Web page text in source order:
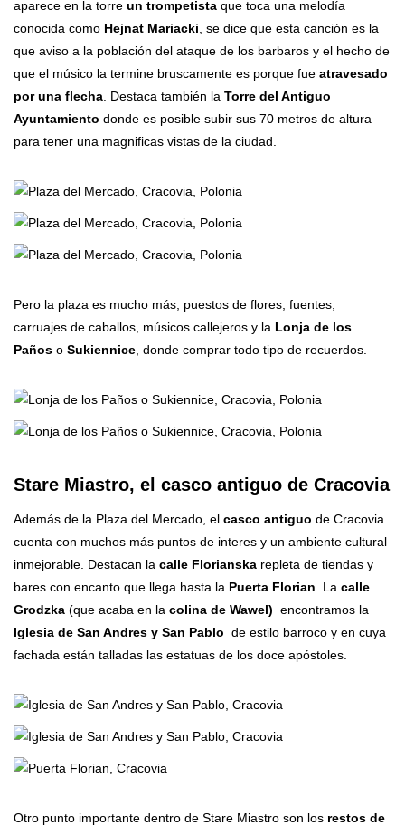
aparece en la torre un trompetista que toca una melodía
conocida como Hejnat Mariacki , se dice que esta canción es la
que aviso a la población del ataque de los barbaros y el hecho de
que el músico la termine bruscamente es porque fue atravesado
por una flecha . Destaca también la Torre del Antiguo
Ayuntamiento donde es posible subir sus 70 metros de altura
para tener una magnificas vistas de la ciudad.
Pero la plaza es mucho más, puestos de flores, fuentes,
carruajes de caballos, músicos callejeros y la Lonja de los
Paños o Sukiennice , donde comprar todo tipo de recuerdos.
Stare Miastro, el casco antiguo de Cracovia
Además de la Plaza del Mercado, el casco antiguo de Cracovia
cuenta con muchos más puntos de interes y un ambiente cultural
inmejorable. Destacan la calle Florianska repleta de tiendas y
bares con encanto que llega hasta la Puerta Florian . La calle
Grodzka (que acaba en la colina de Wawel) encontramos la
Iglesia de San Andres y San Pablo de estilo barroco y en cuya
fachada están talladas las estatuas de los doce apóstoles.
Otro punto importante dentro de Stare Miastro son los restos de